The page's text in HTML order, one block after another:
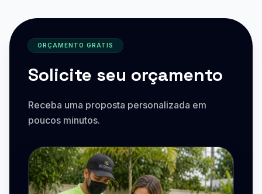
ORÇAMENTO GRÁTIS
Solicite seu orçamento
Receba uma proposta personalizada em
poucos minutos.